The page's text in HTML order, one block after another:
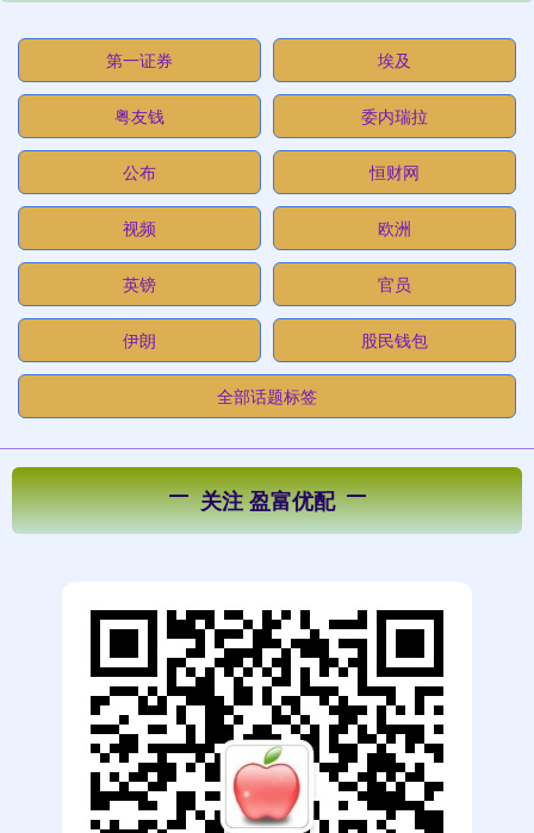
第一证券 埃及
粤友钱 委内瑞拉
公布 恒财网
视频 欧洲
英镑 官员
伊朗 股民钱包
全部话题标签
关注 盈富优配